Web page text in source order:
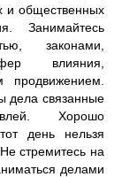
и общественных
Занимайтесь
законами,
влияния,
продвижением.
дела связанные
Хорошо
день нельзя
стремитесь на
делами